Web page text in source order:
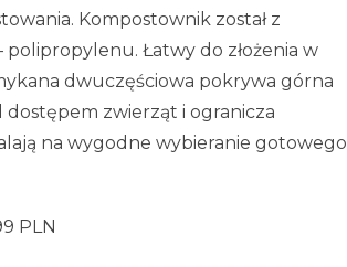
Kompostownik został z
Łatwy do złożenia w
dwuczęściowa pokrywa górna
dostępem zwierząt i ogranicza
na wygodne wybieranie gotowego
PLN